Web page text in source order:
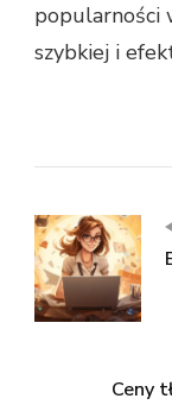
popularności
szybkiej i
Ceny